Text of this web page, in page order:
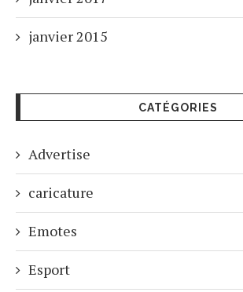
janvier 2015
CATÉGORIES
Advertise
caricature
Emotes
Esport